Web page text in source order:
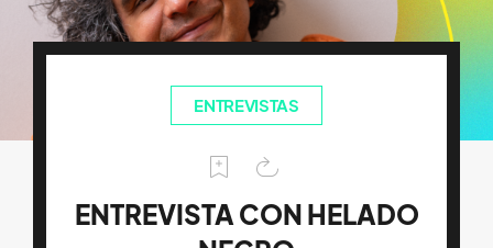
ENTREVISTAS
ENTREVISTA CON HELADO